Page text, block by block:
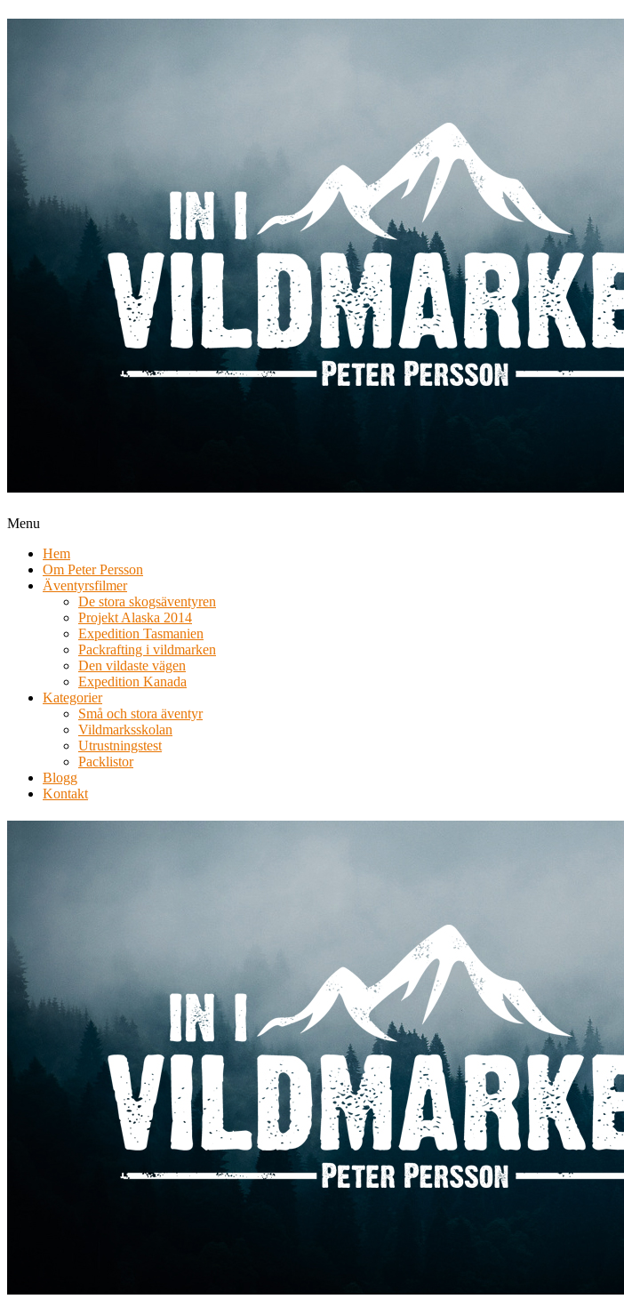
Menu
Hem
Om Peter Persson
Äventyrsfilmer
De stora skogsäventyren
Projekt Alaska 2014
Expedition Tasmanien
Packrafting i vildmarken
Den vildaste vägen
Expedition Kanada
Kategorier
Små och stora äventyr
Vildmarksskolan
Utrustningstest
Packlistor
Blogg
Kontakt